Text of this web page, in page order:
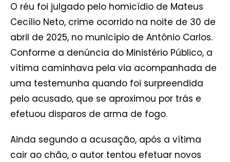
O réu foi julgado pelo homicídio de Mateus
Cecílio Neto, crime ocorrido na noite de 30 de
abril de 2025, no município de Antônio Carlos.
Conforme a denúncia do Ministério Público, a
vítima caminhava pela via acompanhada de
uma testemunha quando foi surpreendida
pelo acusado, que se aproximou por trás e
efetuou disparos de arma de fogo.
Ainda segundo a acusação, após a vítima
cair ao chão, o autor tentou efetuar novos